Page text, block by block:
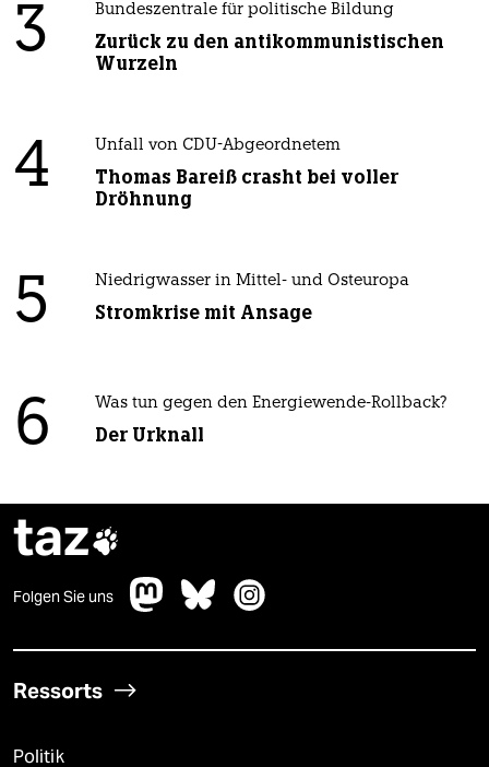
3 Bundeszentrale für politische Bildung
Zurück zu den antikommunistischen
Wurzeln
4 Unfall von CDU-Abgeordnetem
Thomas Bareiß crasht bei voller
Dröhnung
5 Niedrigwasser in Mittel- und Osteuropa
Stromkrise mit Ansage
6 Was tun gegen den Energiewende-Rollback?
Der Urknall
taz
Folgen Sie uns
Ressorts
Politik